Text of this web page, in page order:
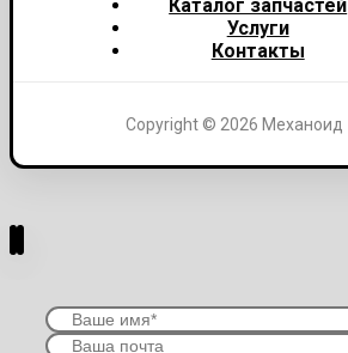
Каталог запчастей
Услуги
Контакты
Copyright © 2026 Механоид